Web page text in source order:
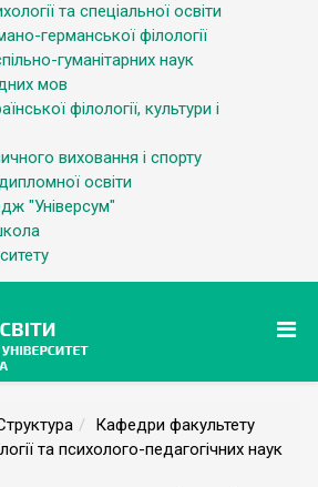
та спеціальної освіти
германської філології
гуманітарних наук
мов
філології, культури і
виховання і спорту
освіти
"Універсум"
Кафедри факультету
та психолого-педагогічних наук